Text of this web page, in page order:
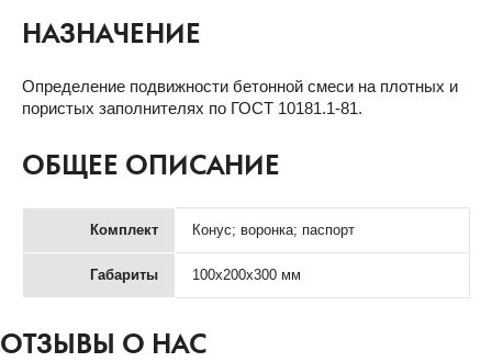
НАЗНАЧЕНИЕ
Определение подвижности бетонной смеси на плотных и
пористых заполнителях по ГОСТ 10181.1-81.
ОБЩЕЕ ОПИСАНИЕ
Комплект Конус; воронка; паспорт
Габариты 100х200х300 мм
ОТЗЫВЫ О НАС